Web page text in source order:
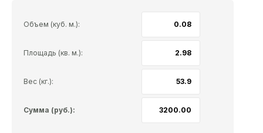
Объем (куб. м.):
Площадь (кв. м.):
Вес (кг.):
Сумма (руб.):